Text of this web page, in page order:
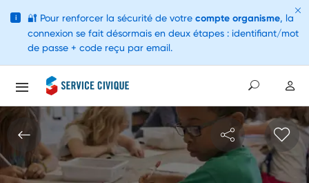
i 🔐 Pour renforcer la sécurité de votre compte organisme, la
connexion se fait désormais en deux étapes : identifiant/mot
de passe + code reçu par email.